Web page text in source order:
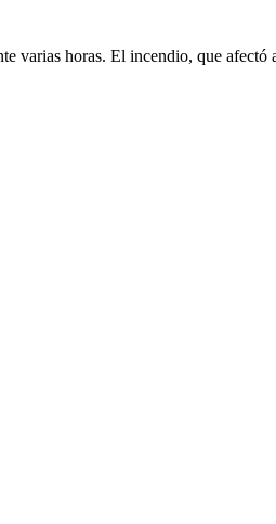
varias horas. El incendio, que afectó